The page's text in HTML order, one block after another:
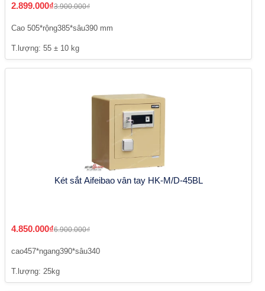
2.899.000₫3.900.000₫
Cao 505*rộng385*sâu390 mm
T.lượng: 55 ± 10 kg
Két sắt Aifeibao vân tay HK-M/D-45BL
4.850.000₫6.900.000₫
cao457*ngang390*sâu340
T.lượng: 25kg